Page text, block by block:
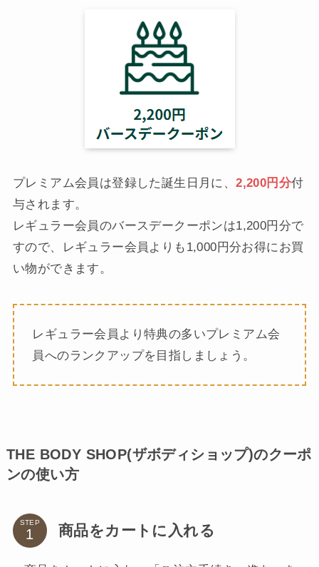
プレミアム会員は登録した誕生日月に、2,200円分付
与されます。
レギュラー会員のバースデークーポンは1,200円分で
すので、レギュラー会員よりも1,000円分お得にお買
い物ができます。
レギュラー会員より特典の多いプレミアム会
員へのランクアップを目指しましょう。
THE BODY SHOP(ザボディショップ)のクーポ
ンの使い方
STEP 商品をカートに入れる